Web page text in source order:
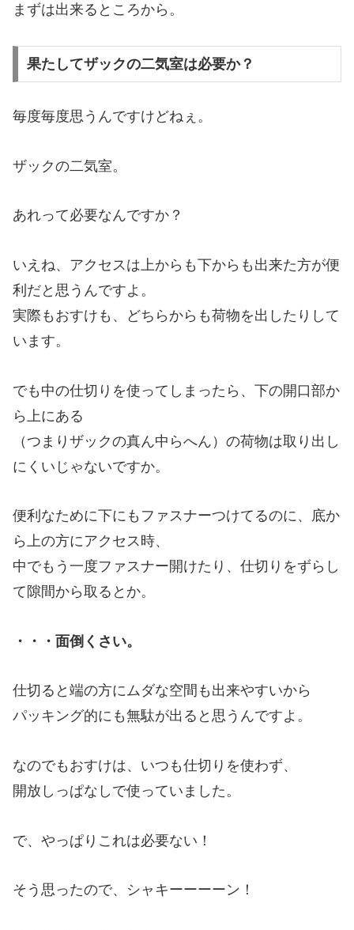
まずは出来るところから。
果たしてザックの二気室は必要か？
毎度毎度思うんですけどねぇ。
ザックの二気室。
あれって必要なんですか？
いえね、アクセスは上からも下からも出来た方が便
利だと思うんですよ。
実際もおすけも、どちらからも荷物を出したりして
います。
でも中の仕切りを使ってしまったら、下の開口部か
ら上にある
（つまりザックの真ん中らへん）の荷物は取り出し
にくいじゃないですか。
便利なために下にもファスナーつけてるのに、底か
ら上の方にアクセス時、
中でもう一度ファスナー開けたり、仕切りをずらし
て隙間から取るとか。
・・・面倒くさい。
仕切ると端の方にムダな空間も出来やすいから
パッキング的にも無駄が出ると思うんですよ。
なのでもおすけは、いつも仕切りを使わず、
開放しっぱなしで使っていました。
で、やっぱりこれは必要ない！
そう思ったので、シャキーーーーン！